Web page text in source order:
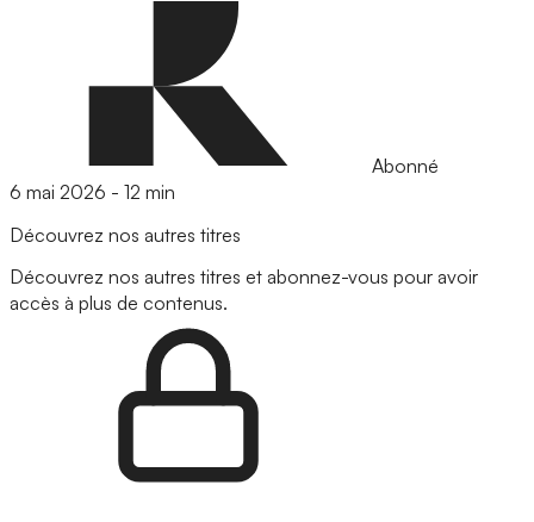
Abonné
6 mai 2026 - 12 min
Découvrez nos autres titres
Découvrez nos autres titres et abonnez-vous pour avoir
accès à plus de contenus.